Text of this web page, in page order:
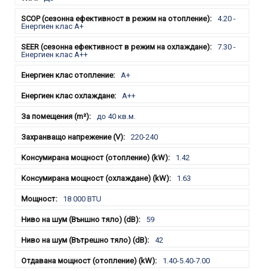
4.20 -
Енергиен клас А+
7.30 -
Енергиен клас А++
A+
A++
до 40 кв.м.
220-240
1.42
1.63
18 000 BTU
59
42
1.40-5.40-7.00